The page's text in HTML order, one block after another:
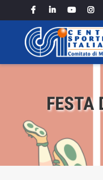
FESTA